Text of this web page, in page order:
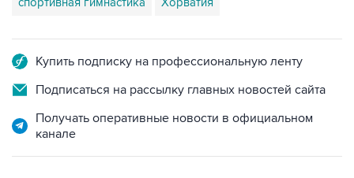
Купить подписку на профессиональную ленту
Подписаться на рассылку главных новостей сайта
Получать оперативные новости в официальном
канале